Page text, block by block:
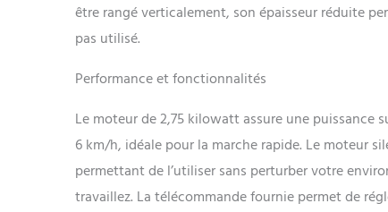
être rangé verticalement, son épaisseur réduite
pas utilisé.
Performance et fonctionnalités
Le moteur de 2,75 kilowatt assure une puissance
6 km/h, idéale pour la marche rapide. Le moteur
permettant de l’utiliser sans perturber votre
travaillez. La télécommande fournie permet de